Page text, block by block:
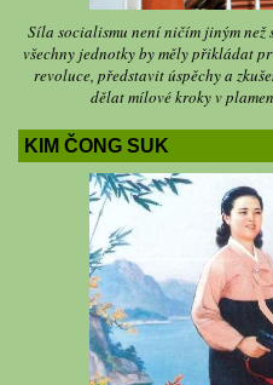
Síla socialismu není ničím jiným
všechny jednotky by měly přikládat
revoluce, představit úspěchy a
dělat mílové kroky v
KIM ČONG SUK